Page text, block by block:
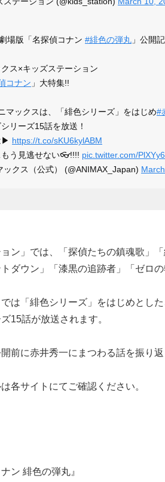
場版「名探偵コナン #緋色の弾丸 」公開
ス×キッズステーション
コナン 」大特集!!
マックスは、「緋色シリーズ」をはじめ#
リーズ15話を放送！
▶ https://t.co/sKU6kylABM
う見逃せない👓!!!! pic.twitter.com/
クス（公式） (@ANIMAX_Japan)
ョン」では、「探偵たちの鎮魂歌」
トダウン」「漆黒の追跡者」「ゼロ
では「緋色シリーズ」をはじめとし
15話が放送されます。
開前に赤井秀一にまつわる話を振り
各サイトにてご確認ください。
ン 緋色の弾丸』